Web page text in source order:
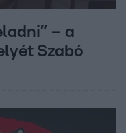
– a
Szabó